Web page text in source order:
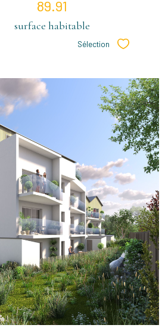
89.91
surface habitable
Sélection
VOIR LE
BIEN